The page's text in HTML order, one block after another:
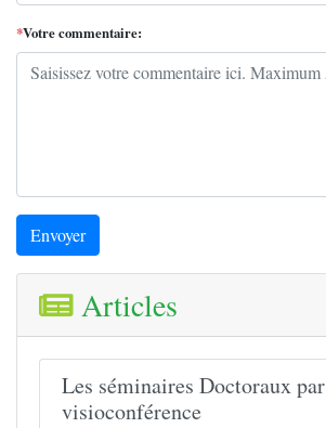
*Votre commentaire:
Envoyer
Articles
Les séminaires Doctoraux par
visioconférence